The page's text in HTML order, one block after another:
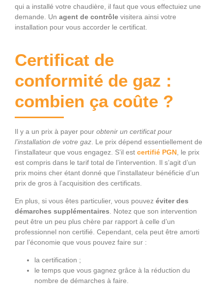
qui a installé votre chaudière, il faut que vous effectuiez une
demande. Un agent de contrôle visitera ainsi votre
installation pour vous accorder le certificat.
Certificat de
conformité de gaz :
combien ça coûte ?
Il y a un prix à payer pour obtenir un certificat pour
l’installation de votre gaz . Le prix dépend essentiellement de
l’installateur que vous engagez. S’il est certifié PGN , le prix
est compris dans le tarif total de l’intervention. Il s’agit d’un
prix moins cher étant donné que l’installateur bénéficie d’un
prix de gros à l’acquisition des certificats.
En plus, si vous êtes particulier, vous pouvez éviter des
démarches supplémentaires . Notez que son intervention
peut être un peu plus chère par rapport à celle d’un
professionnel non certifié. Cependant, cela peut être amorti
par l’économie que vous pouvez faire sur :
la certification ;
le temps que vous gagnez grâce à la réduction du
nombre de démarches à faire.